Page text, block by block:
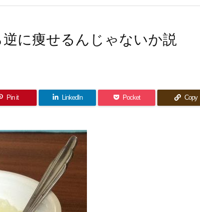
に痩せるんじゃないか説
Pin it LinkedIn Pocket Copy